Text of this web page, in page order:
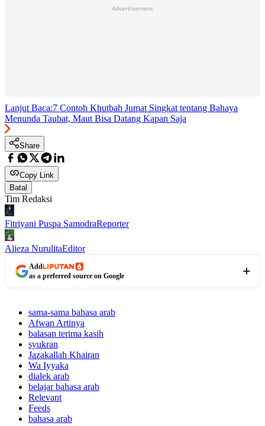
Advertisement
Lanjut Baca:7 Contoh Khutbah Jumat Singkat tentang Bahaya
Menunda Taubat, Maut Bisa Datang Kapan Saja
Share
Copy Link
Batal
Tim Redaksi
Fitriyani Puspa SamodraReporter
Alieza NurulitaEditor
Add
as a preferred source on Google
sama-sama bahasa arab
Afwan Artinya
balasan terima kasih
syukran
Jazakallah Khairan
Wa Iyyaka
dialek arab
belajar bahasa arab
Relevant
Feeds
bahasa arab